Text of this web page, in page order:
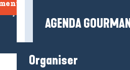
AGENDA
Organiser
venir ?
Qui sommes-nous ?